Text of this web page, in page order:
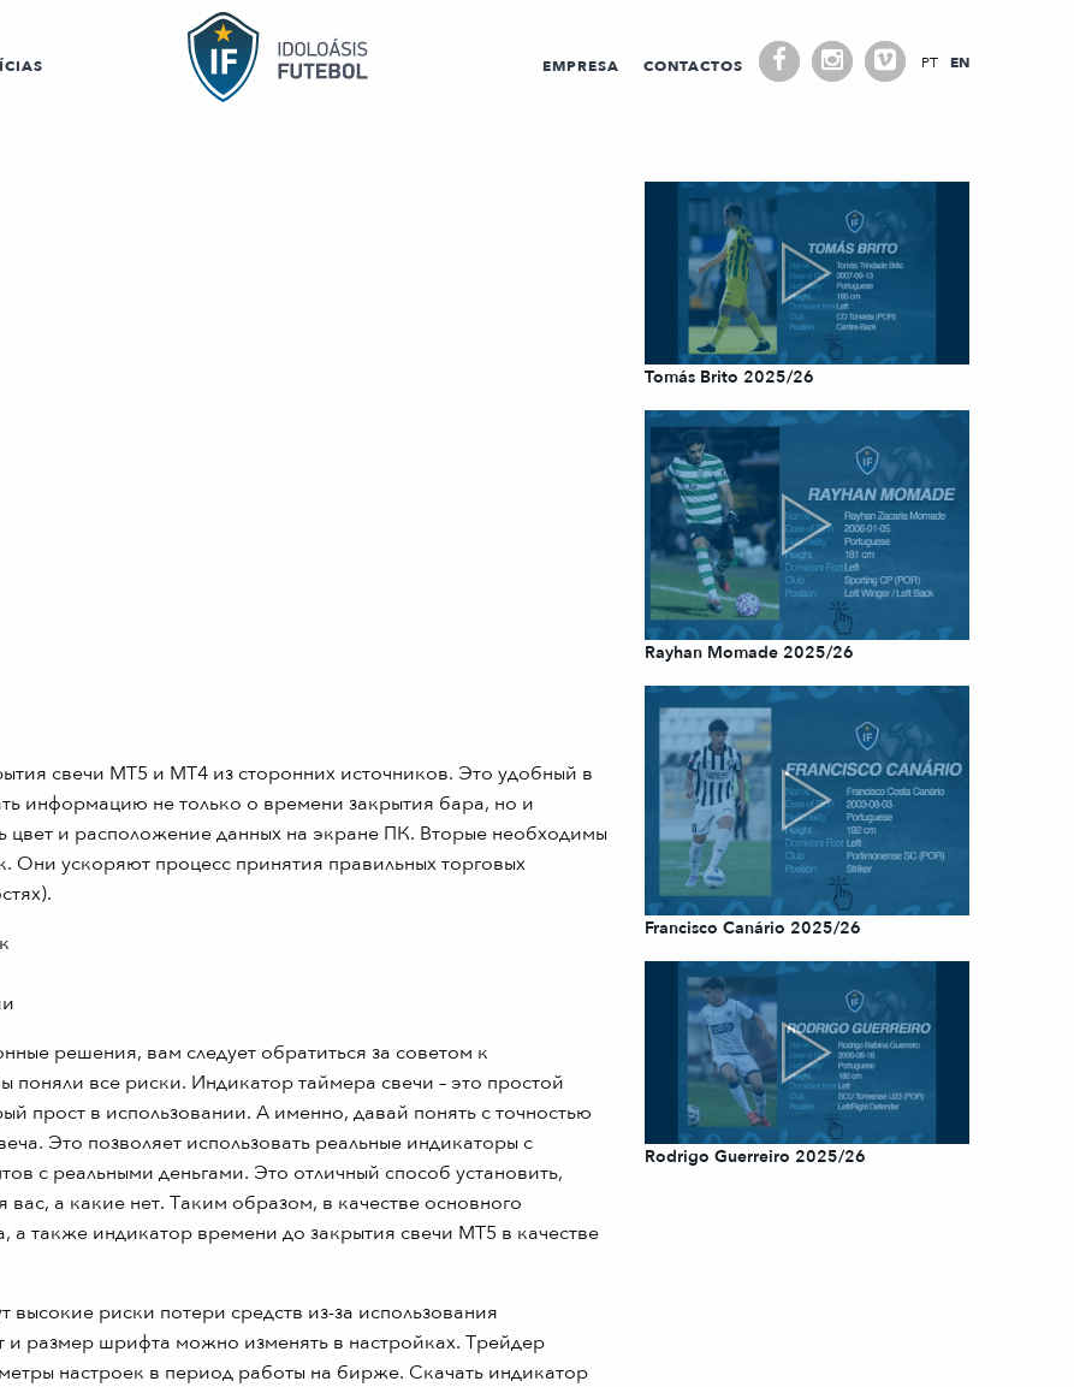
EMPRESA CONTACTOS PT EN
свечи МТ5 и MT4 из сторонних источников. Это удобный в
информацию не только о времени закрытия бара, но и
цвет и расположение данных на экране ПК. Вторые необходимы
ускоряют процесс принятия правильных торговых
решения, вам следует обратиться за советом к
все риски. Индикатор таймера свечи – это простой
прост в использовании. А именно, давай понять с точностью
Это позволяет использовать реальные индикаторы с
с реальными деньгами. Это отличный способ установить,
вас, а какие нет. Таким образом, в качестве основного
также индикатор времени до закрытия свечи MT5 в качестве
риски потери средств из-за использования
и размер шрифта можно изменять в настройках. Трейдер
настроек в период работы на бирже. Скачать индикатор
Tomás Brito 2025/26
Rayhan Momade 2025/26
Francisco Canário 2025/26
Rodrigo Guerreiro 2025/26